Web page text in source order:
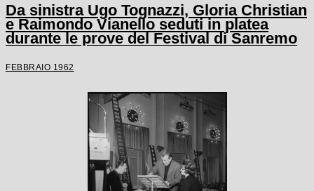
Da sinistra Ugo Tognazzi, Gloria Christian
e Raimondo Vianello seduti in platea
durante le prove del Festival di Sanremo
FEBBRAIO 1962